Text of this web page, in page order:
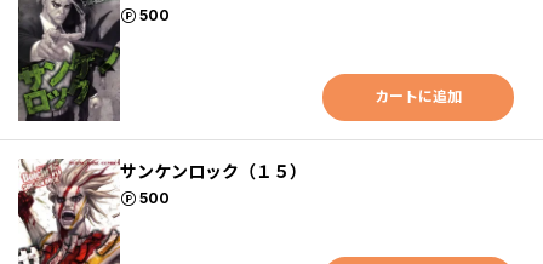
500
ポイント
カートに追加
サンケンロック（１５）
500
ポイント